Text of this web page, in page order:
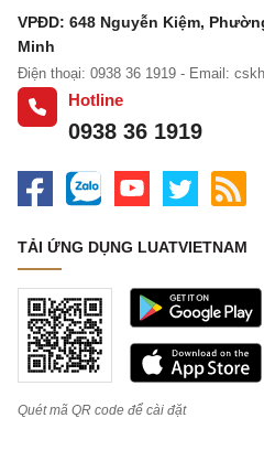
VPĐD: 648 Nguyễn Kiệm,
Minh
Điện thoại: 0938 36 1919 - Email:
Hotline
0938 36 1919
TẢI ỨNG DỤNG LUATVIETNAM
Quét mã QR code để cài đặt